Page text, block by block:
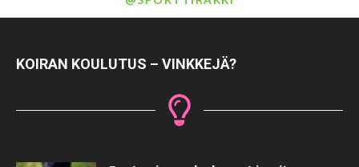
KOIRAN KOULUTUS – VINKKEJÄ?